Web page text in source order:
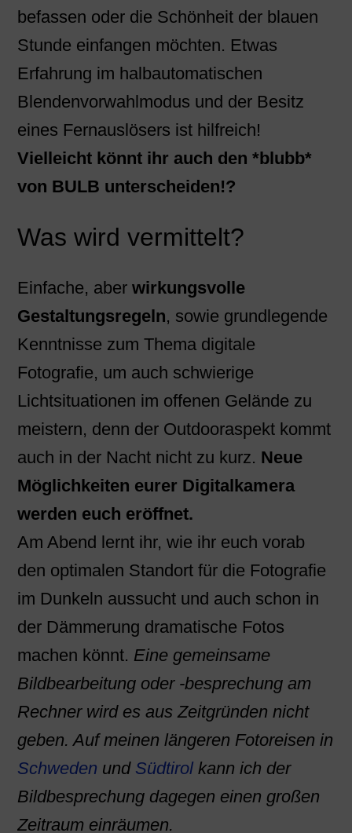
befassen oder die Schönheit der blauen
Stunde einfangen möchten. Etwas
Erfahrung im halbautomatischen
Blendenvorwahlmodus und der Besitz
eines Fernauslösers ist hilfreich!
Vielleicht könnt ihr auch den *blubb*
von BULB unterscheiden!?
Was wird vermittelt?
Einfache, aberwirkungsvolle
Gestaltungsregeln, sowie grundlegende
Kenntnisse zum Thema digitale
Fotografie, um auch schwierige
Lichtsituationen im offenen Gelände zu
meistern, denn der Outdooraspekt kommt
auch in der Nacht nicht zu kurz. Neue
Möglichkeiten eurer Digitalkamera
werden euch eröffnet.
Am Abend lernt ihr, wie ihr euch vorab
den optimalen Standort für die Fotografie
im Dunkeln aussucht und auch schon in
der Dämmerung dramatische Fotos
machen könnt. Eine gemeinsame
Bildbearbeitung oder -besprechung am
Rechner wird es aus Zeitgründen nicht
geben. Auf meinen längeren Fotoreisen in
Schweden und Südtirolkann ich der
Bildbesprechung dagegen einen großen
Zeitraum einräumen.